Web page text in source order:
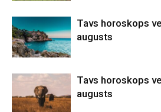
Tavs horoskops
augusts
Tavs horoskops
augusts